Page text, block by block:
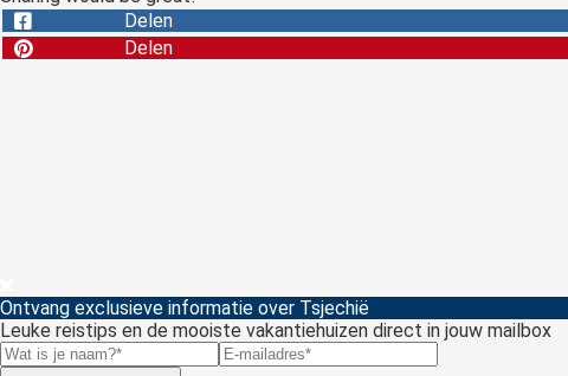
Delen
Delen
Ontvang exclusieve informatie over Tsjechië
Leuke reistips en de mooiste vakantiehuizen direct in jouw mailbox